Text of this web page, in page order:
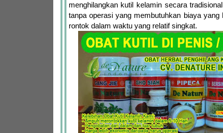
menghilangkan kutil kelamin secara
tanpa operasi yang membutuhkan biaya yang
rontok dalam waktu yang relatif singkat.